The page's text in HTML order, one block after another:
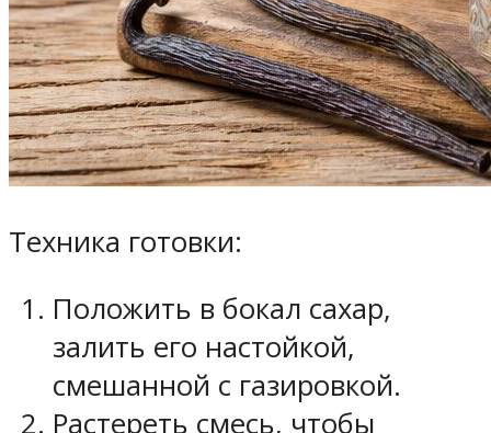
Техника готовки:
Положить в бокал сахар,
залить его настойкой,
смешанной с газировкой.
Растереть смесь, чтобы